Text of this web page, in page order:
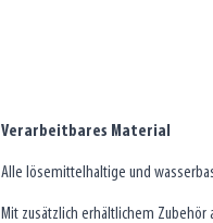
Verarbeitbares Material
Alle lösemittelhaltige und
Mit zusätzlich erhältlichem Zubehör